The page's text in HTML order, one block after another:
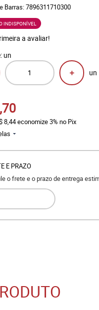
Barras:7896311710300
INDISPONÍVEL
a avaliar!
un
un
8,44economize3% no Pix
E PRAZO
o frete e o prazo de entrega